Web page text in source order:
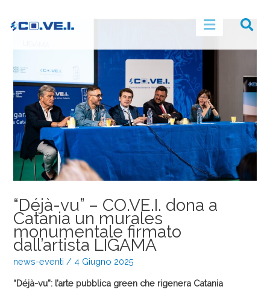
“Déjà-vu” – CO.VE.I. dona a
Catania un murales
monumentale firmato
dall’artista LIGAMA
news-eventi / 4 Giugno 2025
“Déjà-vu”: l’arte pubblica green che rigenera Catania